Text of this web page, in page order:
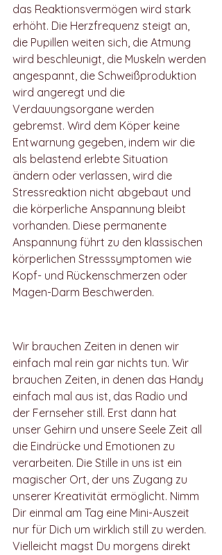
das Reaktionsvermögen wird stark
erhöht. Die Herzfrequenz steigt an,
die Pupillen weiten sich, die Atmung
wird beschleunigt, die Muskeln werden
angespannt, die Schweißproduktion
wird angeregt und die
Verdauungsorgane werden
gebremst. Wird dem Köper keine
Entwarnung gegeben, indem wir die
als belastend erlebte Situation
ändern oder verlassen, wird die
Stressreaktion nicht abgebaut und
die körperliche Anspannung bleibt
vorhanden. Diese permanente
Anspannung führt zu den klassischen
körperlichen Stresssymptomen wie
Kopf- und Rückenschmerzen oder
Magen-Darm Beschwerden.
Wir brauchen Zeiten in denen wir
einfach mal rein gar nichts tun. Wir
brauchen Zeiten, in denen das Handy
einfach mal aus ist, das Radio und
der Fernseher still. Erst dann hat
unser Gehirn und unsere Seele Zeit all
die Eindrücke und Emotionen zu
verarbeiten. Die Stille in uns ist ein
magischer Ort, der uns Zugang zu
unserer Kreativität ermöglicht. Nimm
Dir einmal am Tag eine Mini-Auszeit
nur für Dich um wirklich still zu werden.
Vielleicht magst Du morgens direkt